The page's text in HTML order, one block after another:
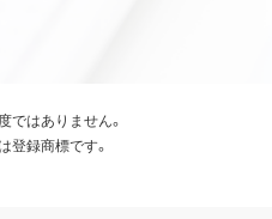
ではありません。
登録商標です。